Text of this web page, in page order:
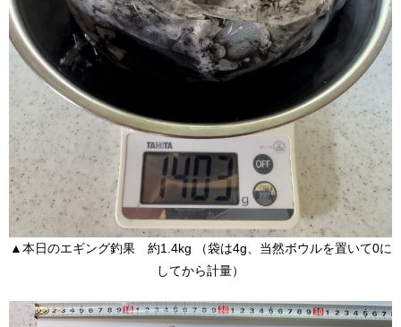
▲本日のエギング釣果 約1.4kg （袋は4g、当然ボウルを置いて0に
してから計量）